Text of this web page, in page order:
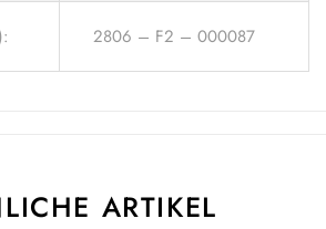
2806 – F2 – 000087
ARTIKEL